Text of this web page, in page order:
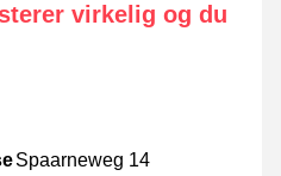
virkelig og du
Spaarneweg 14